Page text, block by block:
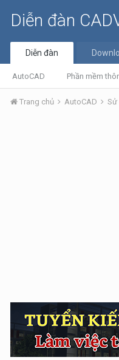
Diễn đàn
Diễn đàn
AutoCAD Phần mềm
Trang chủ AutoCAD Sử